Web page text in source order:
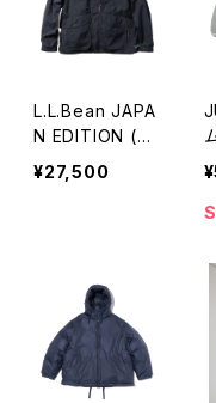
L.L.Bean JAPA
N EDITION (エ
ルエルビーン ジ
ャパンエディショ
ズ ビーンズ・ウ
ィンディ・リッジ・
ジャケット
¥27,500
ム)